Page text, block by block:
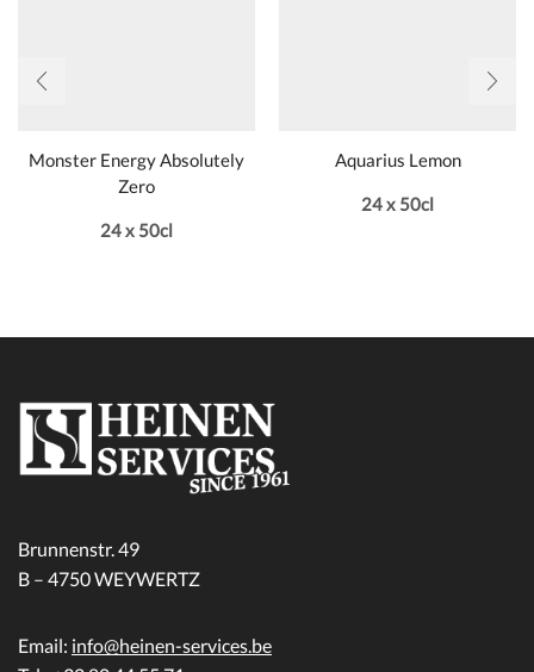
Monster Energy Absolutely
Zero
24 x 50cl
Aquarius Lemon
24 x 50cl
Brunnenstr. 49
B – 4750 WEYWERTZ
Email: info@heinen-services.be